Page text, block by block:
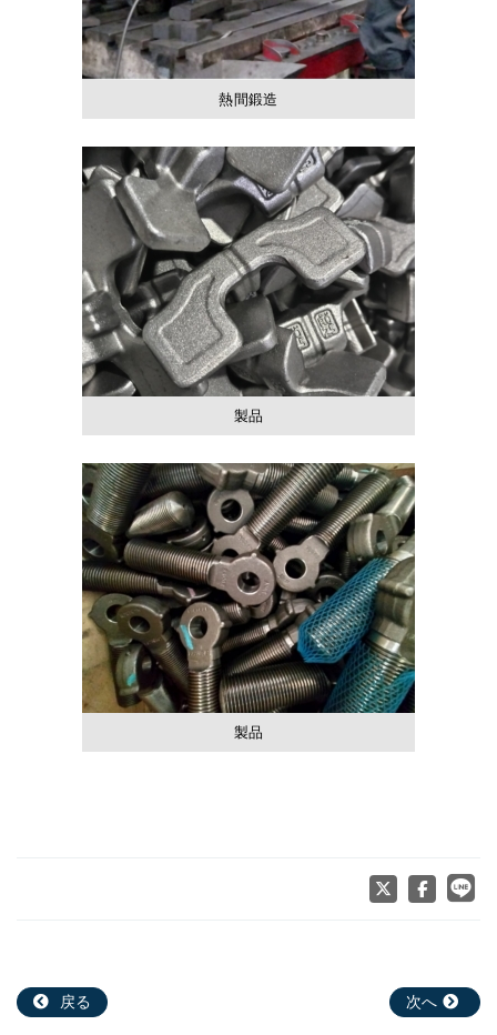
熱間鍛造
製品
製品
戻る 次へ